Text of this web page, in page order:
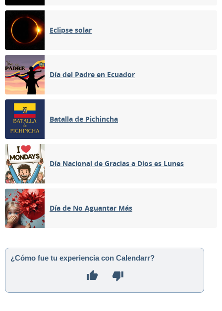
Eclipse solar
Día del Padre en Ecuador
Batalla de Pichincha
Día Nacional de Gracias a Dios es Lunes
Día de No Aguantar Más
¿Cómo fue tu experiencia con Calendarr?